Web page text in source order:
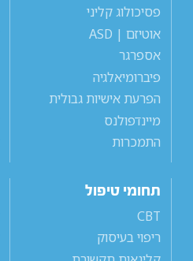
פסיכולוג קליני
אוטיזם | ASD
אספרגר
פיברומיאלגיה
הפרעת אישיות גבולית
מיינדפולנס
התמכרות
תחומי טיפול
CBT
ריפוי בעיסוק